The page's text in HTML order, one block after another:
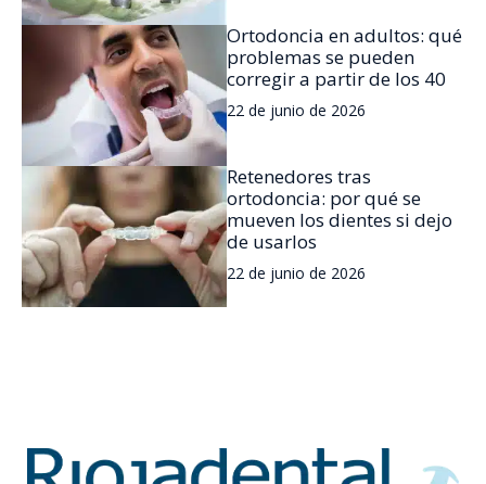
Ortodoncia en adultos: qué
problemas se pueden
corregir a partir de los 40
22 de junio de 2026
Retenedores tras
ortodoncia: por qué se
mueven los dientes si dejo
de usarlos
22 de junio de 2026